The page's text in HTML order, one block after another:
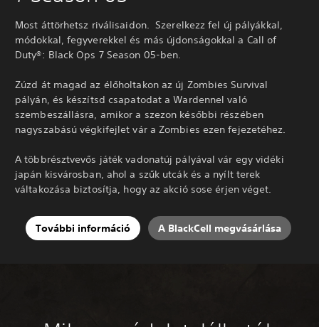
Most áttörhetsz riválisaidon. Szerelkezz fel új pályákkal,
módokkal, fegyverekkel és más újdonságokkal a Call of
Duty®: Black Ops 7 Season 05-ben.
Zúzd át magad az élőholtakon az új Zombies Survival
pályán, és készítsd csapatodat a Wardennel való
szembeszállásra, amikor a szezon későbbi részében
nagyszabású végkifejlet vár a Zombies ezen fejezetéhez.
A többrésztvevős játék vadonatúj pályával vár egy vidéki
japán kisvárosban, ahol a szűk utcák és a nyílt terek
váltakozása biztosítja, hogy az akció sose érjen véget.
További információ A BlackCell megvásárlása